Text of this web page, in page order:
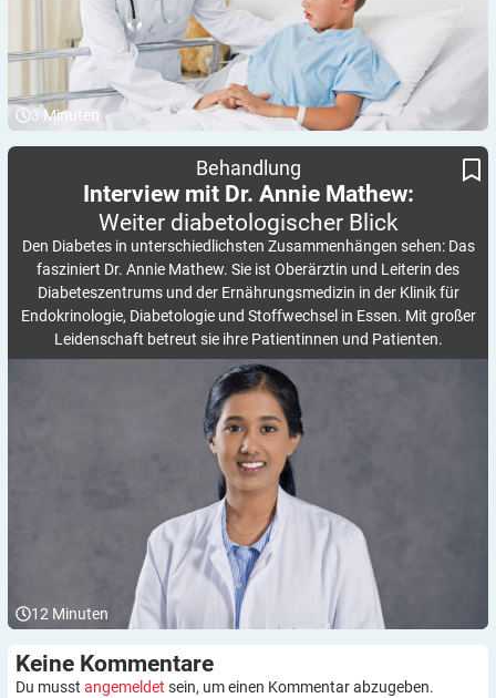
3 Minuten
Behandlung
Interview mit Dr. Annie Mathew:
Weiter diabetologischer Blick
Den Diabetes in unterschiedlichsten Zusammenhängen sehen: Das
fasziniert Dr. Annie Mathew. Sie ist Oberärztin und Leiterin des
Diabeteszentrums und der Ernährungsmedizin in der Klinik für
Endokrinologie, Diabetologie und Stoffwechsel in Essen. Mit großer
Leidenschaft betreut sie ihre Patientinnen und Patienten.
12 Minuten
Keine Kommentare
Du musst angemeldet sein, um einen Kommentar abzugeben.